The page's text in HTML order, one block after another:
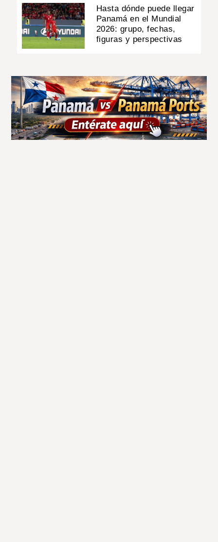
Hasta dónde puede llegar
Panamá en el Mundial
2026: grupo, fechas,
figuras y perspectivas